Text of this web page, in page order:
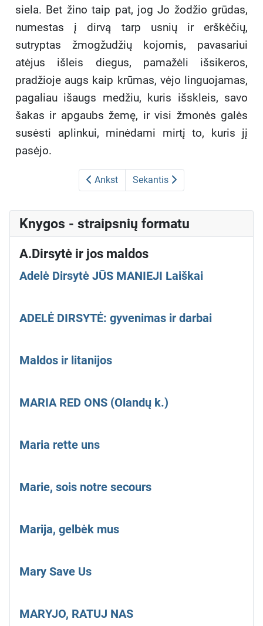
siela. Bet žino taip pat, jog Jo žodžio grūdas,
numestas į dirvą tarp usnių ir erškėčių,
sutryptas žmogžudžių kojomis, pavasariui
atėjus išleis diegus, pamažėli išsikeros,
pradžioje augs kaip krūmas, vėjo linguojamas,
pagaliau išaugs medžiu, kuris išskleis, savo
šakas ir apgaubs žemę, ir visi žmonės galės
susėsti aplinkui, minėdami mirtį to, kuris jį
pasėjo.
Ankst Sekantis
Knygos - straipsnių formatu
A.Dirsytė ir jos maldos
Adelė Dirsytė JŪS MANIEJI Laiškai
ADELĖ DIRSYTĖ: gyvenimas ir darbai
Maldos ir litanijos
MARIA RED ONS (Olandų k.)
Maria rette uns
Marie, sois notre secours
Marija, gelbėk mus
Mary Save Us
MARYJO, RATUJ NAS